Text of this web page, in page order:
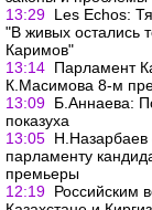
13:29 Les Echos:
"В живых остались
Каримов"
13:14 Парламент
К.Масимова 8-м
13:09 Б.Аннаева:
показуха
13:05
парламенту
премьеры
12:19 Российским